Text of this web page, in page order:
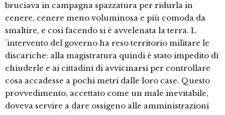
bruciava in campagna spazzatura per ridurla in
cenere, cenere meno voluminosa e più comoda da
smaltire, e così facendo si è avvelenata la terra. L
´intervento del governo ha reso territorio militare le
discariche: alla magistratura quindi è stato impedito di
chiuderle e ai cittadini di avvicinarsi per controllare
cosa accadesse a pochi metri dalle loro case. Questo
provvedimento, accettato come un male inevitabile,
doveva servire a dare ossigeno alle amministrazioni